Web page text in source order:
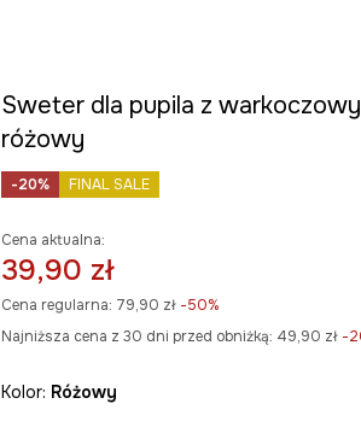
Sweter dla pupila z
różowy
-20% FINAL SALE
Cena aktualna:
39,90 zł
Cena regularna: 79,90 zł-50%
Najniższa cena z 30 dni przed obniżką: 49,90 zł -
Kolor: różowy